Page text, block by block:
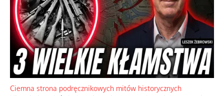
Szlachetna duma z historycznego braku rozsądku
Jednym z dziedzictw polskiej kontrreformacji jest skłonność do
oceniania wszystkiego w kategoriach moralnych, w tym
również polityki międzynarodowej, a...